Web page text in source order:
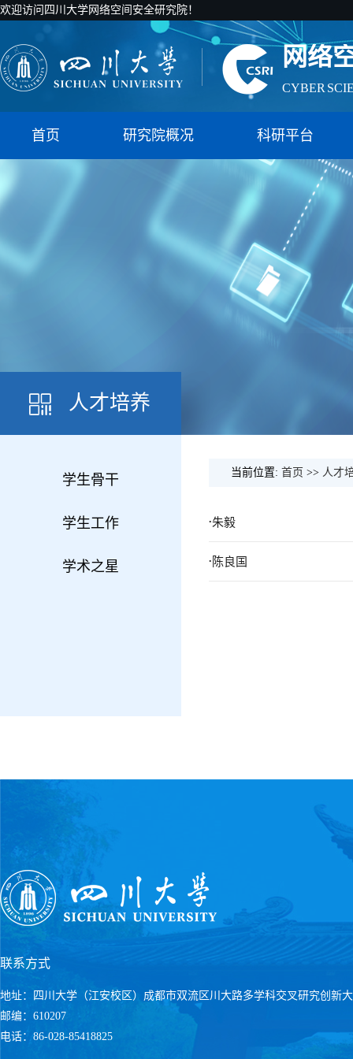
欢迎访问四川大学网络空间安全研究院！
网络
CYBER
国家智能
网络
CYBER
首页 研究院概况 科研平台
人才培养
学生骨干
学生工作
学术之星
当前位置: 首页 >> 人才
.朱毅
. 陈良国
联系方式
地址：四川大学（江安校区）成都市双流区川大路多学科交叉研究创新
邮编：610207
电话：86-028-85418825